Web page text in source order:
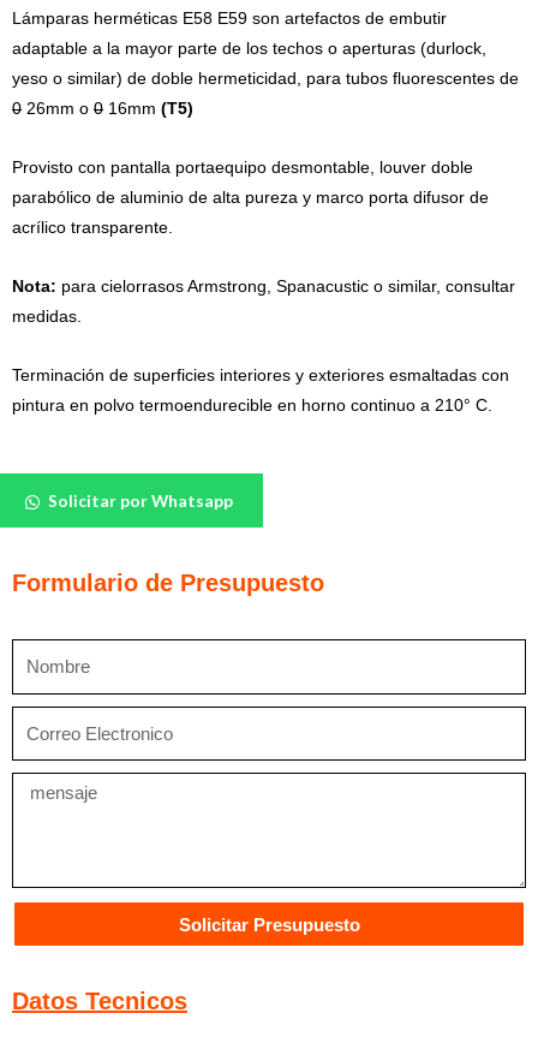
Lámparas herméticas E58 E59 son artefactos de embutir
adaptable a la mayor parte de los techos o aperturas (durlock,
yeso o similar) de doble hermeticidad, para tubos fluorescentes de
0 26mm o 0 16mm (T5)
Provisto con pantalla portaequipo desmontable, louver doble
parabólico de aluminio de alta pureza y marco porta difusor de
acrílico transparente.
Nota: para cielorrasos Armstrong, Spanacustic o similar, consultar
medidas.
Terminación de superficies interiores y exteriores esmaltadas con
pintura en polvo termoendurecible en horno continuo a 210° C.
Solicitar por Whatsapp
E59
Formulario de Presupuesto
Mensaje
Solicitar Presupuesto
Datos Tecnicos